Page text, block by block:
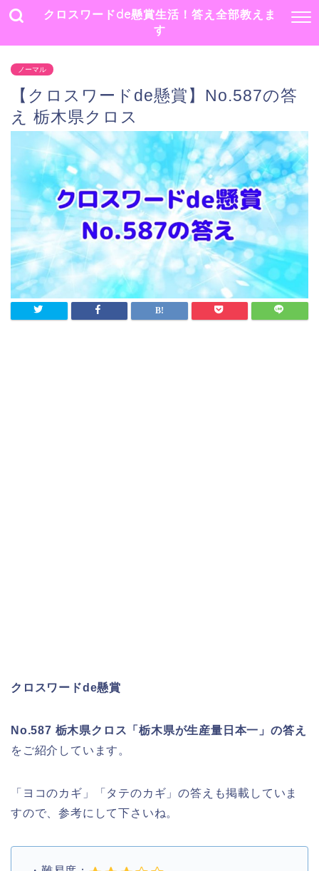
クロスワードde懸賞生活！答え全部教えま
す
ノーマル
【クロスワードde懸賞】No.587の答
え 栃木県クロス
クロスワードde懸賞
No.587 栃木県クロス「栃木県が生産量日本一」の答え
をご紹介しています。
「ヨコのカギ」「タテのカギ」の答えも掲載していま
すので、参考にして下さいね。